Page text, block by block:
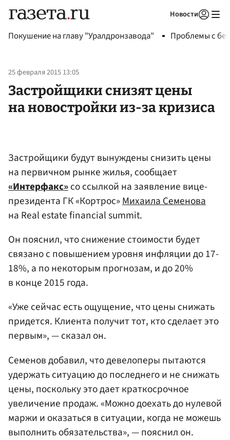
Новости
Покушение на главу "Уралдронзавода" Проблемы с
25 февраля 2015 13:05
Застройщики снизят цены
на новостройки из-за кризиса
Застройщики будут вынуждены снизить цены
на первичном рынке жилья, сообщает
«Интерфакс»со ссылкой на заявление вице-
президента ГК «Кортрос»Михаила Семенова
на Real estate financial summit.
Он пояснил, что снижение стоимости будет
связано с повышением уровня инфляции до 17-
18%, а по некоторым прогнозам, и до 20%
в конце 2015 года.
«Уже сейчас есть ощущение, что цены снижать
придется. Клиента получит тот, кто сделает это
первым», — сказал он.
Семенов добавил, что девелоперы пытаются
удержать ситуацию до последнего и не снижать
цены, поскольку это дает краткосрочное
увеличение продаж. «Можно доехать до нулевой
маржи и оказаться в ситуации, когда не можешь
выполнить обязательства», — пояснил он.